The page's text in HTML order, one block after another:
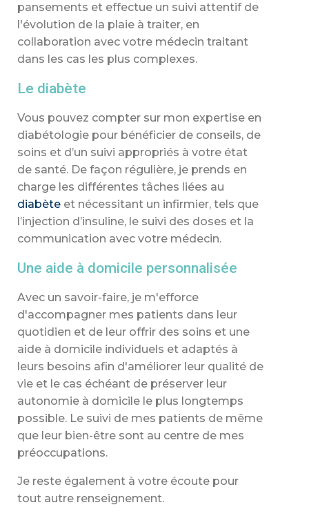
pansements et effectue un suivi attentif de
l'évolution de la plaie à traiter, en
collaboration avec votre médecin traitant
dans les cas les plus complexes.
Le diabète
Vous pouvez compter sur mon expertise en
diabétologie pour bénéficier de conseils, de
soins et d’un suivi appropriés à votre état
de santé. De façon régulière, je prends en
charge les différentes tâches liées au
diabète et nécessitant un infirmier, tels que
l’injection d’insuline, le suivi des doses et la
communication avec votre médecin.
Une aide à domicile personnalisée
Avec un savoir-faire, je m'efforce
d'accompagner mes patients dans leur
quotidien et de leur offrir des soins et une
aide à domicile individuels et adaptés à
leurs besoins afin d'améliorer leur qualité de
vie et le cas échéant de préserver leur
autonomie à domicile le plus longtemps
possible. Le suivi de mes patients de même
que leur bien-être sont au centre de mes
préoccupations.
Je reste également à votre écoute pour
tout autre renseignement.